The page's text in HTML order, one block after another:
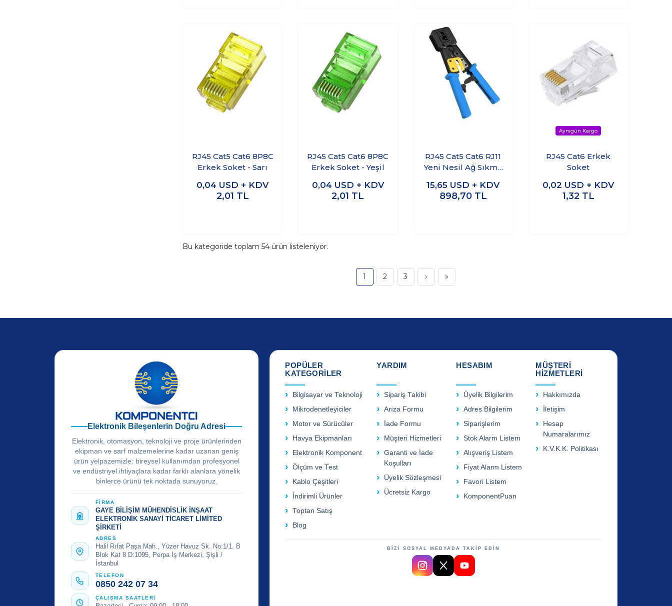
RJ45 Cat5 Cat6 8P8C
Erkek Soket - Sarı
0,04 USD + KDV
2,01 TL
RJ45 Cat5 Cat6 8P8C
Erkek Soket - Yeşil
0,04 USD + KDV
2,01 TL
RJ45 Cat5 Cat6 RJ11
Yeni Nesil Ağ Sıkma
15,65 USD + KDV
898,70 TL
RJ45 Cat6 Erkek
Soket
0,02 USD + KDV
1,32 TL
Bu kategoride toplam 54 ürün listeleniyor.
1 2 3 › »
Elektronik Bileşenlerin Doğru Adresi
Elektronik, otomasyon, teknoloji ve proje ürünlerinden
ekipman ve sarf malzemelerine kadar uzanan geniş
ürün yelpazemizle; bireysel kullanımdan profesyonel
ve endüstriyel ihtiyaçlara kadar farklı alanlara yönelik
binlerce ürünü tek noktada sunuyoruz.
FİRMA
GAYE BİLİŞİM MÜHENDİSLİK İNŞAAT
ELEKTRONİK SANAYİ TİCARET LİMİTED
ŞİRKETİ
ADRES
Halil Rıfat Paşa Mah., Yüzer Havuz Sk. No:1/1, B
Blok Kat 8 D:1095, Perpa İş Merkezi, Şişli /
İstanbul
TELEFON
0850 242 07 34
ÇALIŞMA SAATLERİ
POPÜLER
KATEGORİLER
Bilgisayar ve Teknoloji
Mikrodenetleyiciler
Motor ve Sürücüler
Havya Ekipmanları
Elektronik Komponent
Ölçüm ve Test
Kablo Çeşitleri
İndirimli Ürünler
Toptan Satış
Blog
YARDIM
Sipariş Takibi
Arıza Formu
İade Formu
Müşteri Hizmetleri
Garanti ve İade
Koşulları
Üyelik Sözleşmesi
Ücretsiz Kargo
HESABIM
Üyelik Bilgilerim
Adres Bilgilerim
Siparişlerim
Stok Alarm Listem
Alışveriş Listem
Fiyat Alarm Listem
Favori Listem
KomponentPuan
MÜŞTERİ
HİZMETLERİ
Hakkımızda
İletişim
Hesap
Numaralarımız
K.V.K.K. Politikası
BİZİ SOSYAL MEDYADA TAKİP EDİN